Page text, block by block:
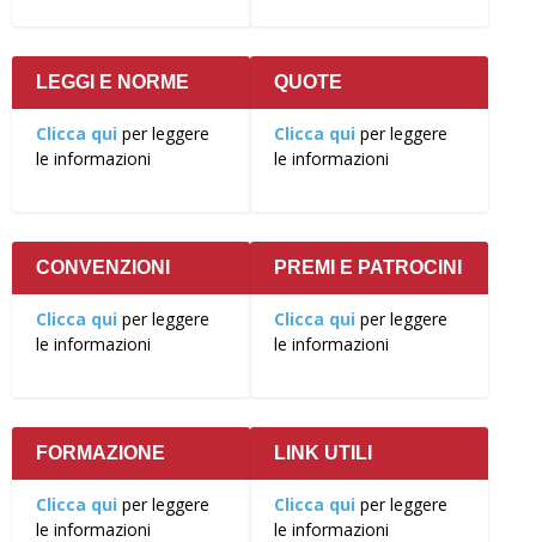
LEGGI E NORME
Clicca qui per leggere
le informazioni
QUOTE
Clicca qui per leggere
le informazioni
CONVENZIONI
Clicca qui per leggere
le informazioni
PREMI E PATROCINI
Clicca qui per leggere
le informazioni
FORMAZIONE
Clicca qui per leggere
le informazioni
LINK UTILI
Clicca qui per leggere
le informazioni